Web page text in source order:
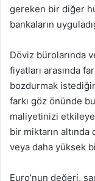
gereken bir diğer
bankaların
Döviz bürolarında
fiyatları arasında
bozdurmak
farkı göz önünde
maliyetinizi
bir miktarın
veya daha yüksek
Euro’nun değeri,